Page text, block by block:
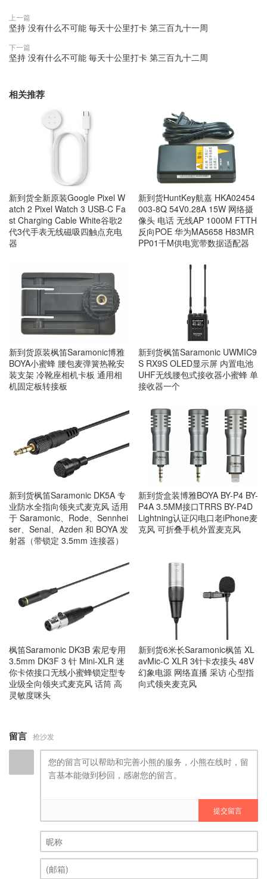
上一篇
坚持 没有什么不可能 毎天十公里打卡 第三百九十一周
下一篇
坚持 没有什么不可能 毎天十公里打卡 第三百九十二周
相关推荐
新到货全新原装Google Pixel W
atch 2 Pixel Watch 3 USB-C Fa
st Charging Cable White谷歌2
代3代手表无线磁吸四触点充电
器
新到货HuntKey航嘉 HKA02454
003-8Q 54V0.28A 15W 网络摄
像头 电话 无线AP 1000M FTTH
反向POE 华为MA5658 H83MR
PP01千M供电宽带数据适配器
新到货原装枫笛Saramonic博雅
BOYA小蜜蜂 腰包麦弹簧热靴安
装支架 冷靴座相机卡板 通用相
机固定板转接板
新到货枫笛Saramonic UWMIC9
S RX9S OLED显示屏 内置电池
UHF无线腰包式接收器小蜜蜂 单
接收器一个
新到货枫笛Saramonic DK5A 专
业防水全指向领夹式麦克风 适用
于 Saramonic、Rode、Sennhei
ser、Senal、Azden 和 BOYA 发
射器（带锁定 3.5mm 连接器）
新到货盒装博雅BOYA BY-P4 BY-
P4A 3.5MM接口TRRS BY-P4D
Lightning认证闪电口老iPhone麦
克风 可折叠手机外置麦克风
枫笛Saramonic DK3B 索尼专用
3.5mm DK3F 3 针 Mini-XLR 迷
你卡侬接口无线小蜜蜂锁定型专
业级全向领夹式麦克风 话筒 高
灵敏度咪头
新到货6米长Saramonic枫笛 XL
avMic-C XLR 3针卡农接头 48V
幻象电源 网络直播 采访 心型指
向式领夹麦克风
留言 抢沙发
提交留言
昵称 (必填)